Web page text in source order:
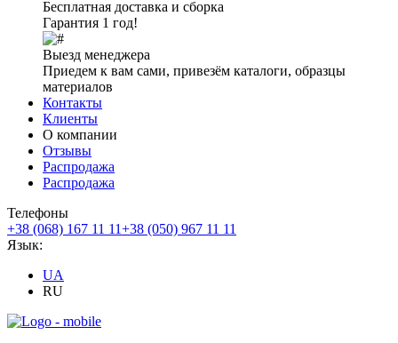
Бесплатная доставка и сборка
Гарантия 1 год!
Выезд менеджера
Приедем к вам сами, привезём каталоги, образцы
материалов
Контакты
Клиенты
О компании
Отзывы
Распродажа
Распродажа
Телефоны
+38 (068) 167 11 11+38 (050) 967 11 11
Язык:
UA
RU